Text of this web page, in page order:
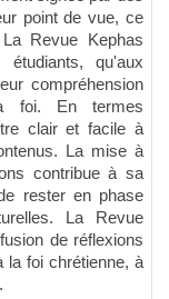
point de vue, ce
Revue Kephas
qu'aux
compréhension
foi. En termes
clair et facile à
La mise à
contribue à sa
rester en phase
La Revue
de réflexions
la foi chrétienne, à